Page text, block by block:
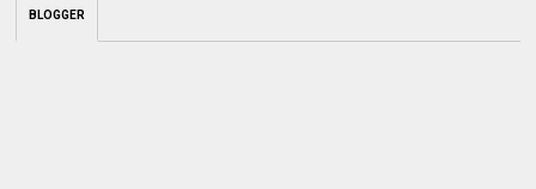
BLOGGER